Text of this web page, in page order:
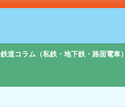
鉄道コラム（私鉄・地下鉄・路面電車）